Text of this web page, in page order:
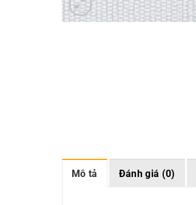
Mô tả Đánh giá (0)